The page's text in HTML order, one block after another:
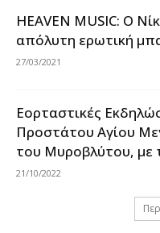
HEAVEN MUSIC: Ο
απόλυτη ερωτική
27/03/2021
Εορταστικές
Προστάτου Αγίου
του Μυροβλύτου, με
21/10/2022